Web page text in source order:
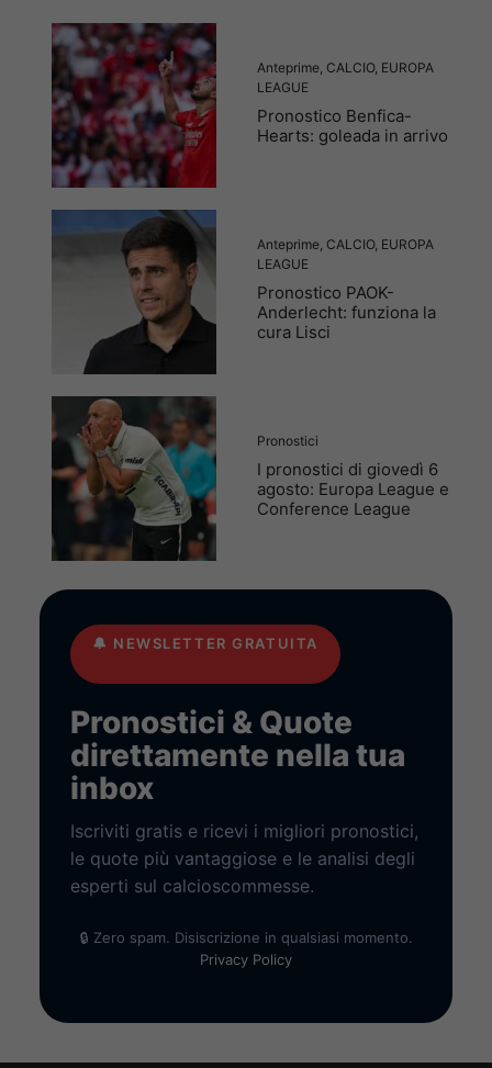
Anteprime, CALCIO, EUROPA
LEAGUE
Pronostico Benfica-
Hearts: goleada in arrivo
Anteprime, CALCIO, EUROPA
LEAGUE
Pronostico PAOK-
Anderlecht: funziona la
cura Lisci
Pronostici
I pronostici di giovedì 6
agosto: Europa League e
Conference League
🔔 NEWSLETTER GRATUITA
Pronostici & Quote
direttamente nella tua
inbox
Iscriviti gratis e ricevi i migliori pronostici,
le quote più vantaggiose e le analisi degli
esperti sul calcioscommesse.
🔒 Zero spam. Disiscrizione in qualsiasi momento.
Privacy Policy